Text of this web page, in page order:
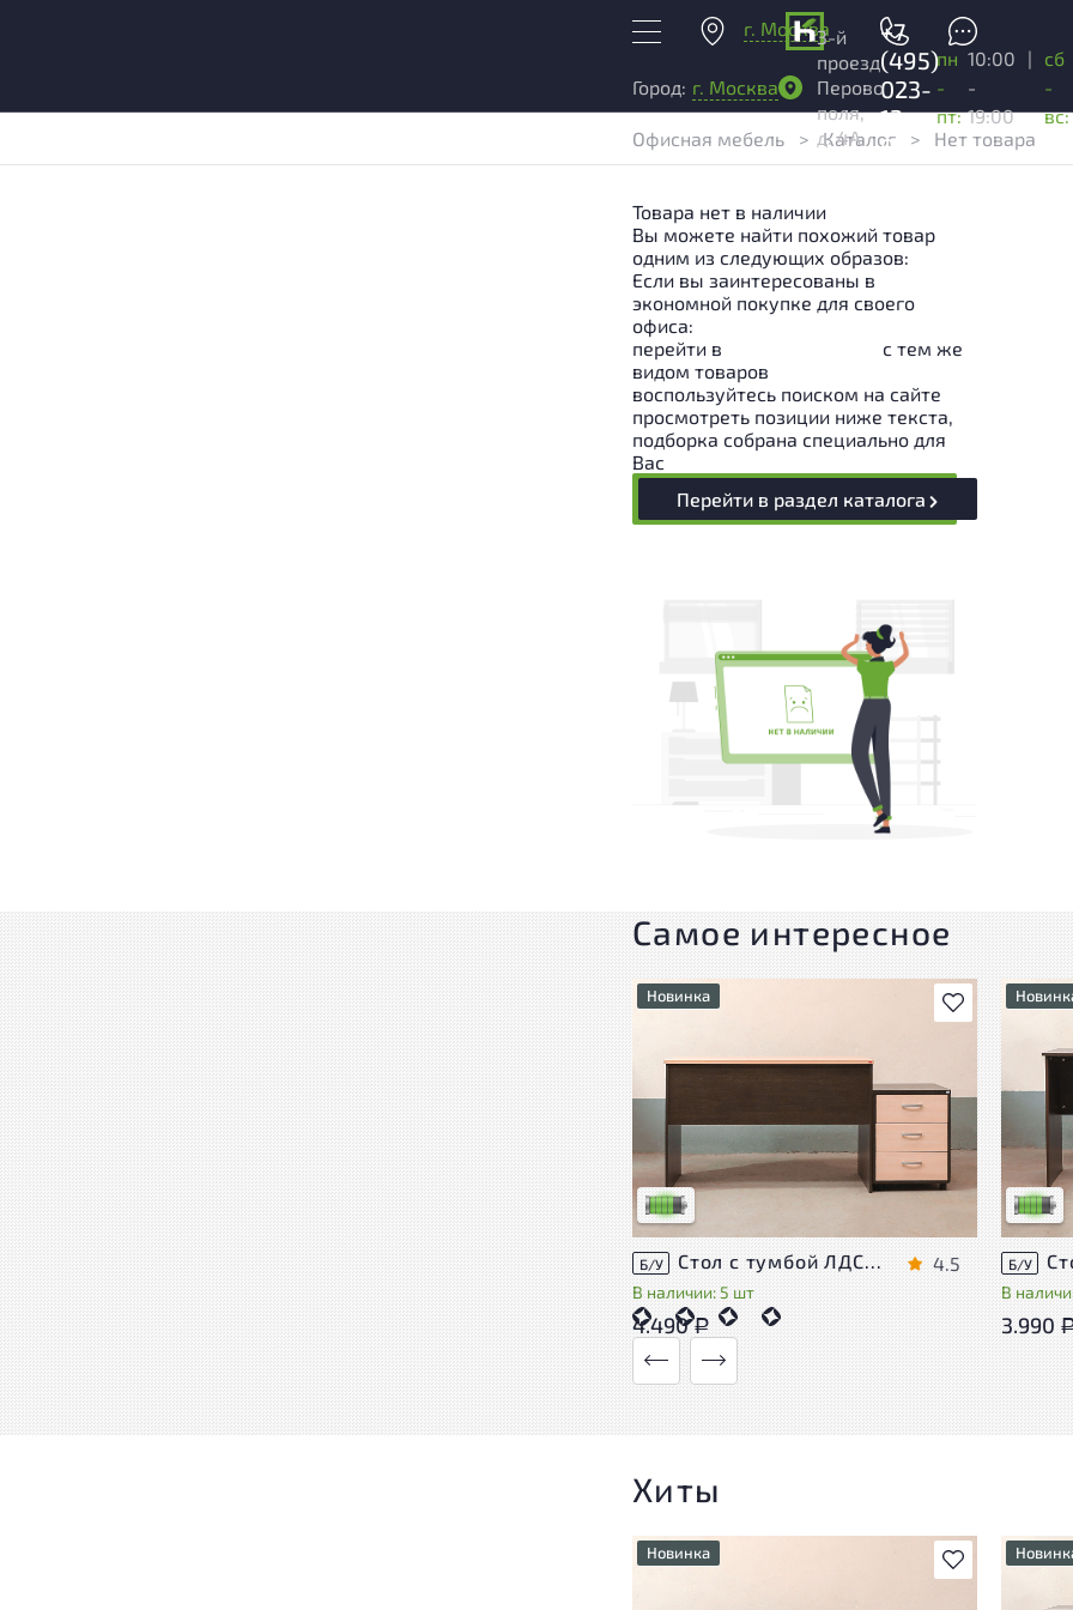
г. Москва
+7
(495)
023-
13-
03
Город: г. Москва
3-й
проезд
Перово
поля,
д. 4А
пн
-
пт:
10:00
-
19:00
|
сб
-
вс:
Офисная мебель > Каталог > Нет товара
Товара нет в наличии
Вы можете найти похожий товар
одним из следующих образов:
Если вы заинтересованы в
экономной покупке для своего
офиса:
перейти в
с тем же
видом товаров
воспользуйтесь поиском на сайте
просмотреть позиции ниже текста,
подборка собрана специально для
Вас
Перейти в раздел каталога
Самое интересное
В избранное
Новинка
У товара присутствуют незначительные
следы эксплуатации, не влияющие на
удобство его использования
Низкая степень износа
Б/У Стол с тумбой ЛДСП Венге
В наличии: 5 шт
4.5
4.490Р
У
следы
Низкая
Б/У
В
3.990
Хиты
В избранное
Новинка